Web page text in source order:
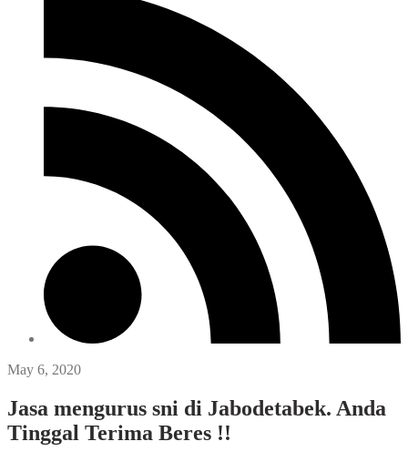
May 6, 2020
Jasa mengurus sni di Jabodetabek. Anda
Tinggal Terima Beres !!